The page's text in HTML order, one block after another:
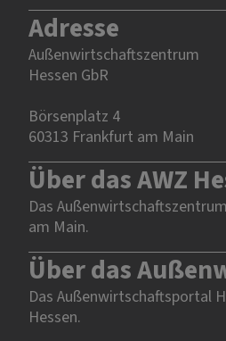
Adresse
Außenwirtschaftszentrum
Hessen GbR
Börsenplatz 4
60313 Frankfurt am Main
Über das AWZ
Das
am Main.
Über das
Das Außenwirtschaftsportal
Hessen.